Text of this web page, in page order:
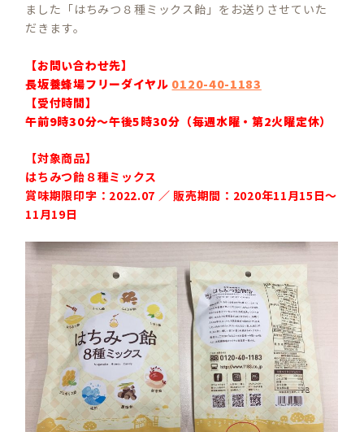
ました「はちみつ８種ミックス飴」をお送りさせていた
だきます。
【お問い合わせ先】
長坂養蜂場フリーダイヤル 0120-40-1183
【受付時間】
午前9時30分～午後5時30分（毎週水曜・第2火曜定休）
【対象商品】
はちみつ飴８種ミックス
賞味期限印字：2022.07 ／ 販売期間：2020年11月15日～
11月19日